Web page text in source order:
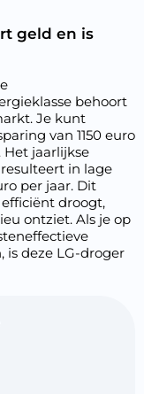
geld en is
behoort
Je kunt
van 1150 euro
Het jaarlijkse
in lage
per jaar. Dit
droogt,
ontziet. Als je op
is deze LG-droger